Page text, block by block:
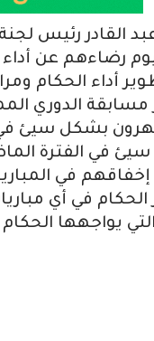
القادر رئيس
رضاءهم عن أداء
أداء الحكام
الدوري
بشكل سيئ في
في الفترة
في
الحكام في أي
يواجهها الحكام